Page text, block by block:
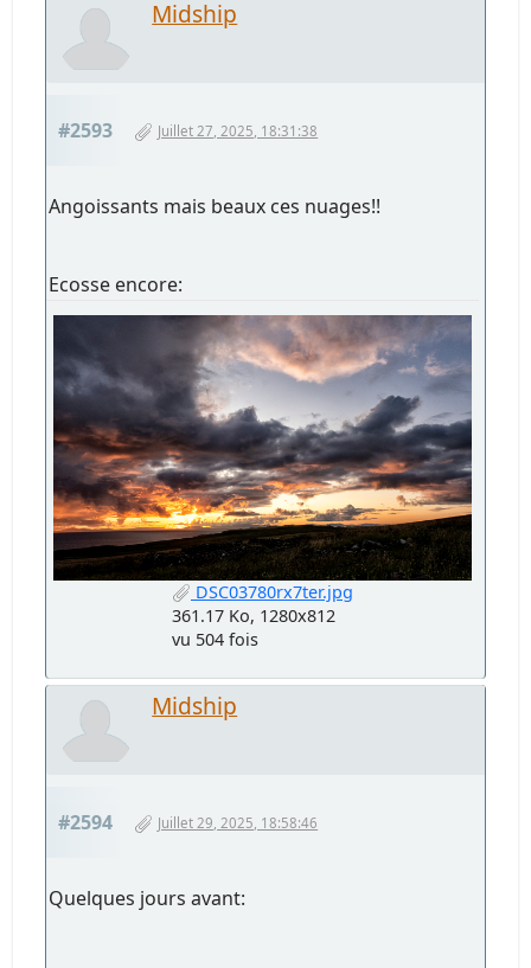
Midship
#2593 Juillet 27, 2025, 18:31:38
Angoissants mais beaux ces nuages!!
Ecosse encore:
DSC03780rx7ter.jpg
361.17 Ko, 1280x812
vu 504 fois
Midship
#2594 Juillet 29, 2025, 18:58:46
Quelques jours avant: